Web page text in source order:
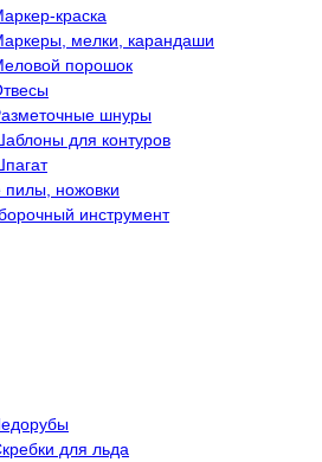
краска
мелки, карандаши
порошок
шнуры
для контуров
пилы, ножовки
инструмент
для льда